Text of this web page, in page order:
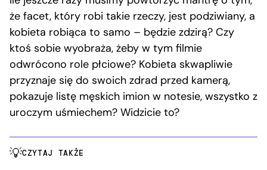
że facet, który robi takie rzeczy, jest podziwiany, a
kobieta robiąca to samo – będzie zdzirą? Czy
ktoś sobie wyobraża, żeby w tym filmie
odwrócono role płciowe? Kobieta skwapliwie
przyznaje się do swoich zdrad przed kamerą,
pokazuje listę męskich imion w notesie, wszystko z
uroczym uśmiechem? Widzicie to?
CZYTAJ TAKŻE